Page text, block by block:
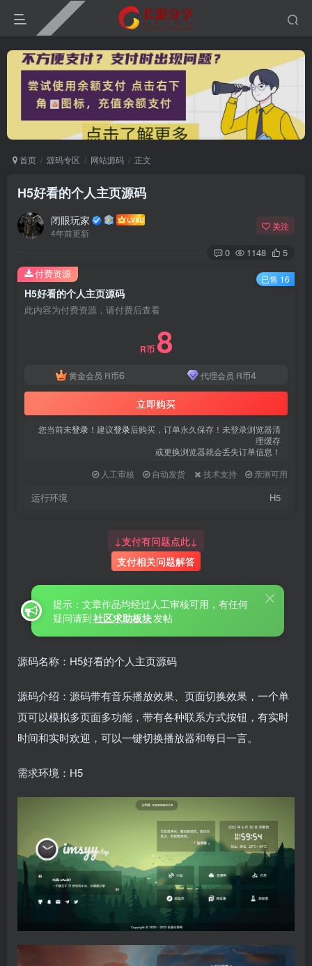
首页 源码专区 网站源码 正文
H5好看的个人主页源码
闭眼玩家
4年前更新
关注
0 1148 5
H5好看的个人主页源码
此内容为付费资源，请付费后查看
R币 8
黄金会员 R币6 代理会员 R币4
立即购买
您当前未登录 ！建议登录后购买，订单永久保存！未登录浏览器清
理缓存
或更换浏览器就会丢失订单信息！
人工审核
自动发货 技术支持 亲测可用
运行环境 H5
付费资源 已售 16
↓支付有问题点此↓
支付相关问题解答
提示：文章作品均经过人工审核可用，有任何
疑问请到社区求助板块发帖
源码名称：H5好看的个人主页源码
源码介绍：源码带有音乐播放效果、页面切换效果，一个单
页可以模拟多页面多功能，带有各种联系方式按钮，有实时
时间和实时欢迎，可以一键切换播放器和每日一言。
需求环境：H5